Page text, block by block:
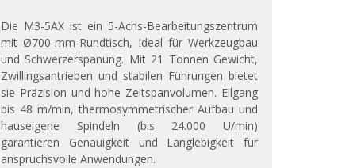
Die M3-5AX ist ein 5-Achs-Bearbeitungszentrum
mit Ø700-mm-Rundtisch, ideal für Werkzeugbau
und Schwerzerspanung. Mit 21 Tonnen Gewicht,
Zwillingsantrieben und stabilen Führungen bietet
sie Präzision und hohe Zeitspanvolumen. Eilgang
bis 48 m/min, thermosymmetrischer Aufbau und
hauseigene Spindeln (bis 24.000 U/min)
garantieren Genauigkeit und Langlebigkeit für
anspruchsvolle Anwendungen.